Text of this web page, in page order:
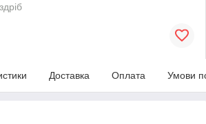
Доставка Оплата Умови